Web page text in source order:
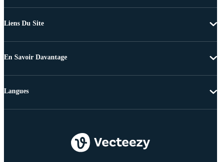
Liens Du Site
En Savoir Davantage
Langues